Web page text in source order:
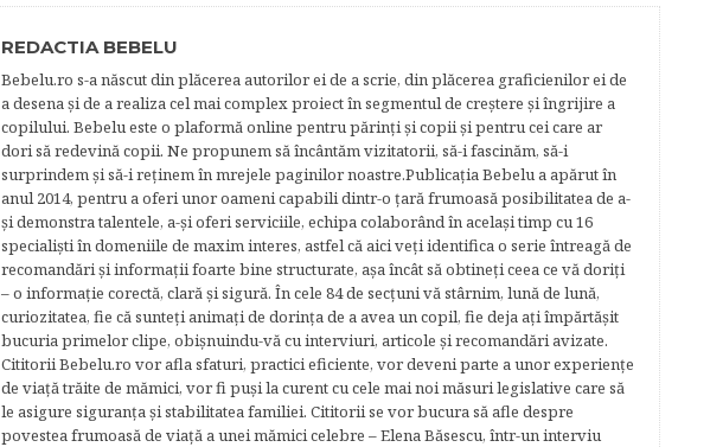
REDACTIA BEBELU
Bebelu.ro s-a născut din plăcerea autorilor ei de a scrie, din plăcerea graficienilor ei de
a desena şi de a realiza cel mai complex proiect în segmentul de creştere şi îngrijire a
copilului. Bebelu este o plaformă online pentru părinţi şi copii şi pentru cei care ar
dori să redevină copii. Ne propunem să încântăm vizitatorii, să-i fascinăm, să-i
surprindem şi să-i reţinem în mrejele paginilor noastre.​ Publicația Bebelu a apărut în
anul 2014, pentru a oferi unor oameni capabili dintr-o ţară frumoasă posibilitatea de a-
şi demonstra talentele, a-şi oferi serviciile, echipa colaborând în acelaşi timp cu 16
specialişti în domeniile de maxim interes, astfel că aici veţi identifica o serie întreagă de
recomandări şi informaţii foarte bine structurate, aşa încât să obtineţi ceea ce vă doriţi
– o informaţie corectă, clară şi sigură. În cele 84 de secțuni vă stârnim, lună de lună,
curiozitatea, fie că sunteţi animaţi de dorinţa de a avea un copil, fie deja aţi împărtăşit
bucuria primelor clipe, obişnuindu-vă cu interviuri, articole şi recomandări avizate.
Cititorii Bebelu.ro vor afla sfaturi, practici eficiente, vor deveni parte a unor experienţe
de viaţă trăite de mămici, vor fi puşi la curent cu cele mai noi măsuri legislative care să
le asigure siguranţa şi stabilitatea familiei. Cititorii se vor bucura să afle despre
povestea frumoasă de viață a unei mămici celebre – Elena Băsescu, într-un interviu